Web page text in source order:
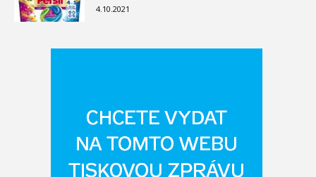
4.10.2021